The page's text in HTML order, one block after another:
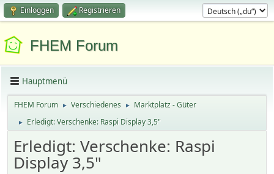
Einloggen Registrieren
FHEM Forum
Hauptmenü
FHEM Forum ► Verschiedenes ► Marktplatz - Güter
► Erledigt: Verschenke: Raspi Display 3,5"
Erledigt: Verschenke: Raspi
Display 3,5"